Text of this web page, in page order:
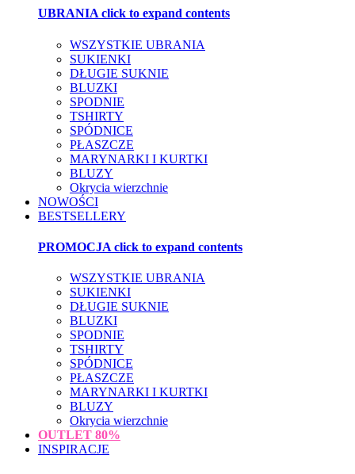
UBRANIAclick to expand contents
WSZYSTKIE UBRANIA
SUKIENKI
DŁUGIE SUKNIE
BLUZKI
SPODNIE
TSHIRTY
SPÓDNICE
PŁASZCZE
MARYNARKI I KURTKI
BLUZY
Okrycia wierzchnie
NOWOŚCI
BESTSELLERY
PROMOCJA click to expand contents
WSZYSTKIE UBRANIA
SUKIENKI
DŁUGIE SUKNIE
BLUZKI
SPODNIE
TSHIRTY
SPÓDNICE
PŁASZCZE
MARYNARKI I KURTKI
BLUZY
Okrycia wierzchnie
OUTLET 80%
INSPIRACJE